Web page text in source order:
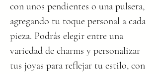
con unos pendientes o una pulsera,
agregando tu toque personal a cada
pieza. Podrás elegir entre una
variedad de charms y personalizar
tus joyas para reflejar tu estilo, con